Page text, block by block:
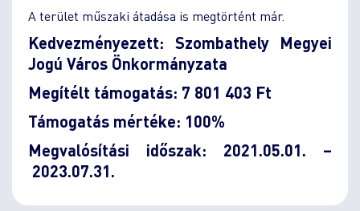
A terület műszaki átadása is megtörtént már.
Kedvezményezett: Szombathely Megyei
Jogú Város Önkormányzata
Megítélt támogatás: 7 801 403 Ft
Támogatás mértéke: 100%
Megvalósítási időszak: 2021.05.01. –
2023.07.31.